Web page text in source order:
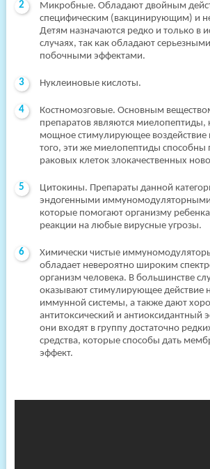
Микробные. Обладают двойным
специфическим (вакцинирующим) и
Детям назначаются редко и только в
случаях, так как обладают
побочными эффектами.
Нуклеиновые кислоты.
Костномозговые. Основным
препаратов являются миелопептиды,
мощное стимулирующее воздействие
того, эти же миелопептиды способны
раковых клеток злокачественных
Цитокины. Препараты данной
эндогенными
которые помогают организму
реакции на любые вирусные угрозы.
Химически чистые
обладает невероятно широким
организм человека. В большинстве
оказывают стимулирующее действие
иммунной системы, а также дают
антитоксический и антиоксидантный
они входят в группу достаточно
средства, которые способы дать
эффект.